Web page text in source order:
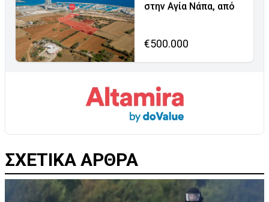
στην Αγία Νάπα, από
€500.000
ΣΧΕΤΙΚΑ ΑΡΘΡΑ